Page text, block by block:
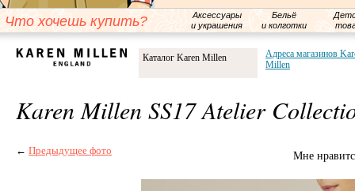
Что хочешь купить?
Аксессуары
и украшения
Бельё
и колготки
Каталог Karen Millen
Адреса магазинов
Millen
Karen Millen SS17 Atelier
← Предыдущее фото Мне